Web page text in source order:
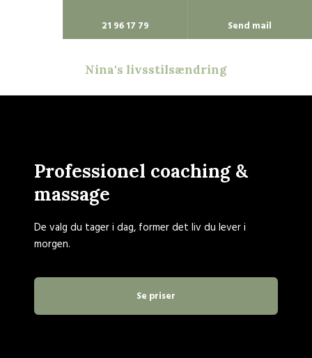
21 96 17 79 Send mail
Nina's livsstilsændring
Professionel coaching &
massage
De valg du tager i dag, former det liv du lever i
morgen.
Se priser